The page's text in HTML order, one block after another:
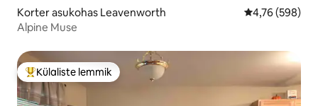
Korter asukohas Leavenworth Keskmine
4,76 (598)
Alpine Muse
Külaliste suur lemmik
Külaliste lemmik